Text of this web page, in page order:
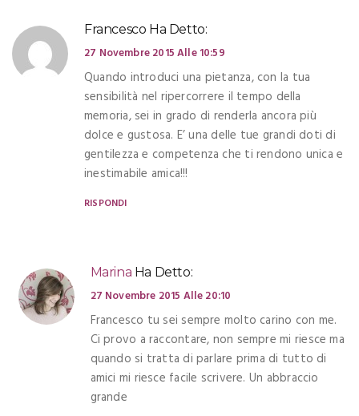
Francesco Ha Detto:
27 Novembre 2015 Alle 10:59
Quando introduci una pietanza, con la tua
sensibilità nel ripercorrere il tempo della
memoria, sei in grado di renderla ancora più
dolce e gustosa. E’ una delle tue grandi doti di
gentilezza e competenza che ti rendono unica e
inestimabile amica!!!
RISPONDI
Marina Ha Detto:
27 Novembre 2015 Alle 20:10
Francesco tu sei sempre molto carino con me.
Ci provo a raccontare, non sempre mi riesce ma
quando si tratta di parlare prima di tutto di
amici mi riesce facile scrivere. Un abbraccio
grande